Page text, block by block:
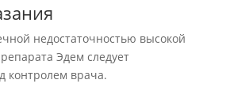
недостаточностью высокой
Эдем следует
контролем врача.